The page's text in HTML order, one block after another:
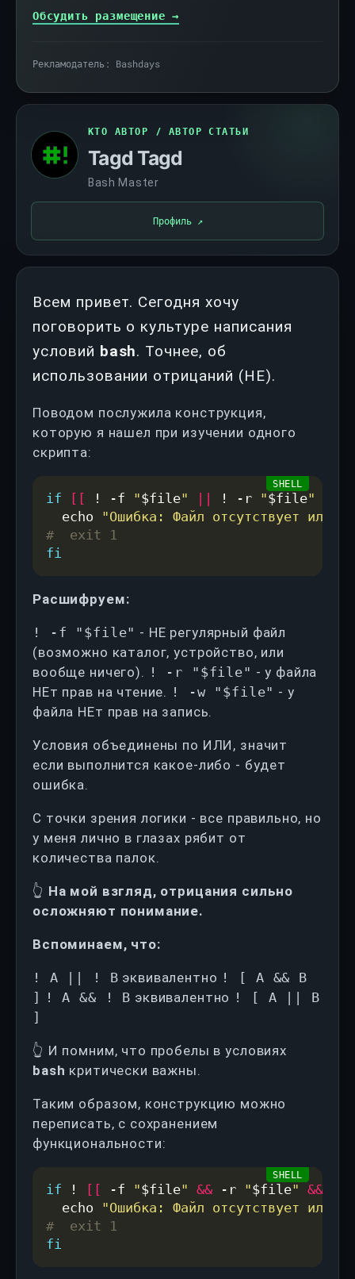
Обсудить размещение →
Рекламодатель: Bashdays
КТО АВТОР / АВТОР СТАТЬИ
Tagd Tagd
Bash Master
Профиль ↗
Всем привет. Сегодня хочу
поговорить о культуре написания
условий bash. Точнее, об
использовании отрицаний (НЕ).
Поводом послужила конструкция,
которую я нашел при изучении одного
скрипта:
if [[ ! -f "$file" ! -r "$file"
  echo
"Ошибка: Файл отсутствует или
#  exit 1
fi
Расшифруем:
! -f "$file" - НЕ регулярный файл
(возможно каталог, устройство, или
вообще ничего). ! -r "$file" - у файла
НЕт прав на чтение. ! -w "$file" - у
файла НЕт прав на запись.
Условия объединены по ИЛИ, значит
если выполнится какое-либо - будет
ошибка.
С точки зрения логики - все правильно, но
у меня лично в глазах рябит от
количества палок.
👆 На мой взгляд, отрицания сильно
осложняют понимание.
Вспоминаем, что:
! A || ! B эквивалентно ! [ A && B
]
! A && ! B эквивалентно ! [ A || B
]
👆 И помним, что пробелы в условиях
bash критически важны.
Таким образом, конструкцию можно
переписать, с сохранением
функциональности:
if ! [[ -f "$file" && -r "$file" &&
  echo
"Ошибка: Файл отсутствует или
#  exit 1
fi